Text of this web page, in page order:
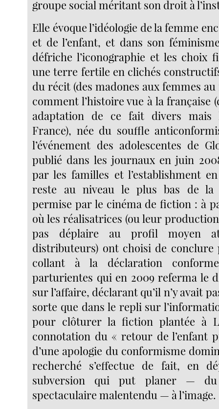
groupe social méritant son droit à
Elle évoque l’idéologie de la femme
et de l’enfant, et dans son
défriche l’iconographie et les choix
une terre fertile en clichés
du récit (des madones aux femmes
comment l’histoire vue à la française
adaptation de ce fait divers mais
France), née du souffle
l’événement des adolescentes de
publié dans les journaux en juin
par les familles et l’establishment
reste au niveau le plus bas de la
permise par le cinéma de fiction : à
où les réalisatrices (ou leur
pas déplaire au profil moyen
distributeurs) ont choisi de
collant à la déclaration
parturientes qui en 2009 referma le
sur l’affaire, déclarant qu’il n’y avait
sorte que dans le repli sur
pour clôturer la fiction plantée à
connotation du « retour de l’enfant
d’une apologie du conformisme
recherché s’effectue de fait, en
subversion qui put planer —
spectaculaire malentendu — à l’image.